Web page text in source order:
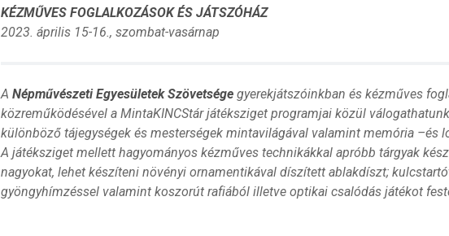
KÉZMŰVES FOGLALKOZÁSOK ÉS JÁTSZÓHÁZ
2023. április 15-16., szombat-vasárnap
A Népművészeti Egyesületek Szövetsége gyerekjátszóinkban és kézműves
közreműködésével a MintaKINCStár játéksziget programjai közül
különböző tájegységek és mesterségek mintavilágával valamint memória –és
A játéksziget mellett hagyományos kézműves technikákkal apróbb tárgyak
nagyokat, lehet készíteni növényi ornamentikával díszített ablakdíszt;
gyöngyhímzéssel valamint koszorút rafiából illetve optikai csalódás játékot